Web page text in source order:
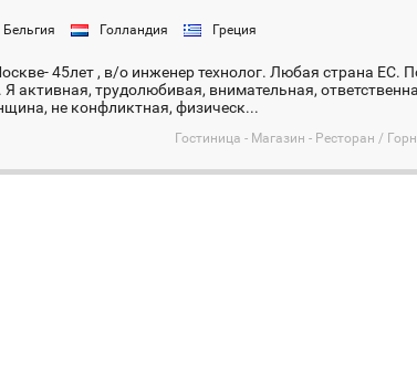
Бельгия Голландия Греция
45лет , в/о инженер технолог. Любая страна ЕС.
Я активная, трудолюбивая, внимательная,
не конфликтная, физическ...
Гостиница - Магазин - Ресторан /